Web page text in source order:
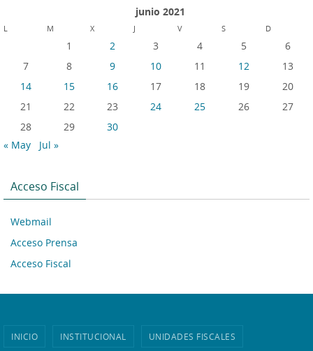
junio 2021
L M X J V S D
1 2 3 4 5
6
7
8 9 10 11 12
13
14
15 16 17 18 19
20
21
22 23 24 25 26
27
28
29
30
« May
Jul »
Acceso Fiscal
Webmail
Acceso Prensa
Acceso Fiscal
INICIO INSTITUCIONAL UNIDADES FISCALES